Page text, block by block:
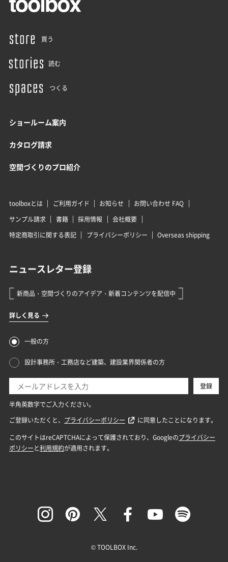
買う
読む
つくる
ショールーム案内
カタログ請求
空間づくりのプロ紹介
toolboxとは ご利用ガイド お知らせ
お問い合わせ FAQ
サンプル請求
書籍 採用情報
会社概要
特定商取引に関する表記
プライバシーポリシー Overseas shipping
© TOOLBOX Inc.